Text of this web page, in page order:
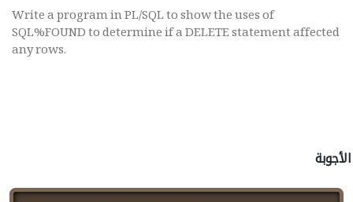
Write a program in PL/SQL to show the uses of
SQL%FOUND to determine if a DELETE statement affected
any rows.
الأجوبة